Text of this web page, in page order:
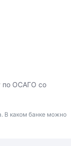
по ОСАГО со
В каком банке можно